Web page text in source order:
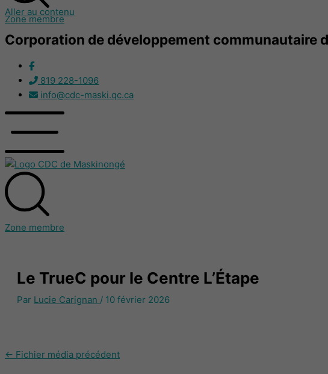
Aller au contenu
Zone membre
Corporation de développement communautaire
819 228-1096
info@cdc-maski.qc.ca
Zone membre
Le TrueC pour le Centre L’Étape
Par Lucie Carignan / 10 février 2026
← Fichier média précédent